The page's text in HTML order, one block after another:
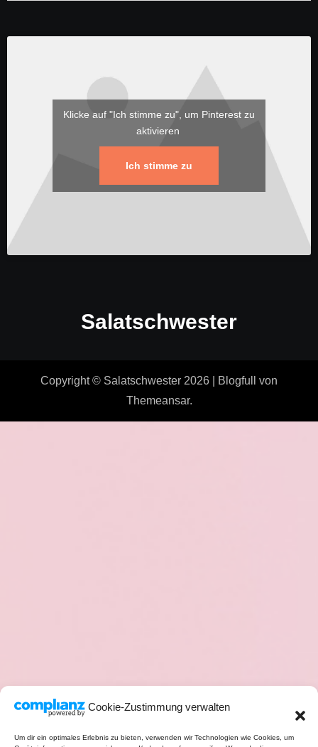
Cookie-Zustimmung verwalten
Um dir ein optimales Erlebnis zu bieten, verwenden wir Technologien wie Cookies, um
Klicke auf "Ich stimme zu", um Pinterest zu
aktivieren
Ich stimme zu
Salatschwester
Copyright © Salatschwester 2026 Blogfull
von
Themeansar.